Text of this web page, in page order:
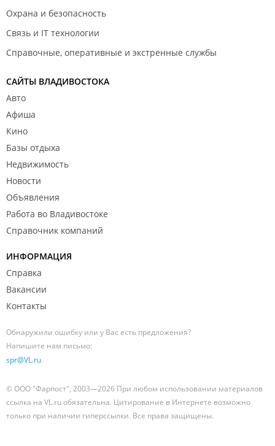
Охрана и безопасность
Связь и IT технологии
Справочные, оперативные и экстренные службы
САЙТЫ ВЛАДИВОСТОКА
Авто
Афиша
Кино
Базы отдыха
Недвижимость
Новости
Объявления
Работа во Владивостоке
Справочник компаний
ИНФОРМАЦИЯ
Справка
Вакансии
Контакты
Обнаружили ошибку или у Вас есть предложения?
Напишите нам письмо:
spr@VL.ru
© ООО "Фарпост", 2003—2026 При любом использовании материалов
ссылка на VL.ru обязательна. Цитирование в Интернете возможно
только при наличии гиперссылки. Все права защищены.